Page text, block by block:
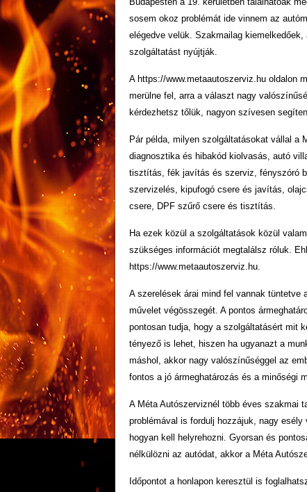
sosem okoz problémát ide vinnem az
elégedve velük. Szakmailag
szolgáltatást nyújtják.
A https://www.metaautoszerviz.hu oldalon
merülne fel, arra a választ nagy
kérdezhetsz tőlük, nagyon szívesen
Pár példa, milyen szolgáltatásokat vállal a
diagnosztika és hibakód kiolvasás, autó
tisztítás, fék javítás és szerviz, fényszóró
szervizelés, kipufogó csere és javítás,
csere, DPF szűrő csere és tisztítás.
Ha ezek közül a szolgáltatások közül
szükséges információt megtalálsz róluk.
https://www.metaautoszerviz.hu.
A szerelések árai mind fel vannak tüntetve
művelet végösszegét. A pontos
pontosan tudja, hogy a szolgáltatásért mit
tényező is lehet, hiszen ha ugyanazt a
máshol, akkor nagy valószínűséggel az
fontos a jó ármeghatározás és a minőségi
A Méta Autószerviznél több éves szakmai
problémával is fordulj hozzájuk, nagy
hogyan kell helyrehozni. Gyorsan és
nélkülözni az autódat, akkor a Méta
Időpontot a honlapon keresztül is